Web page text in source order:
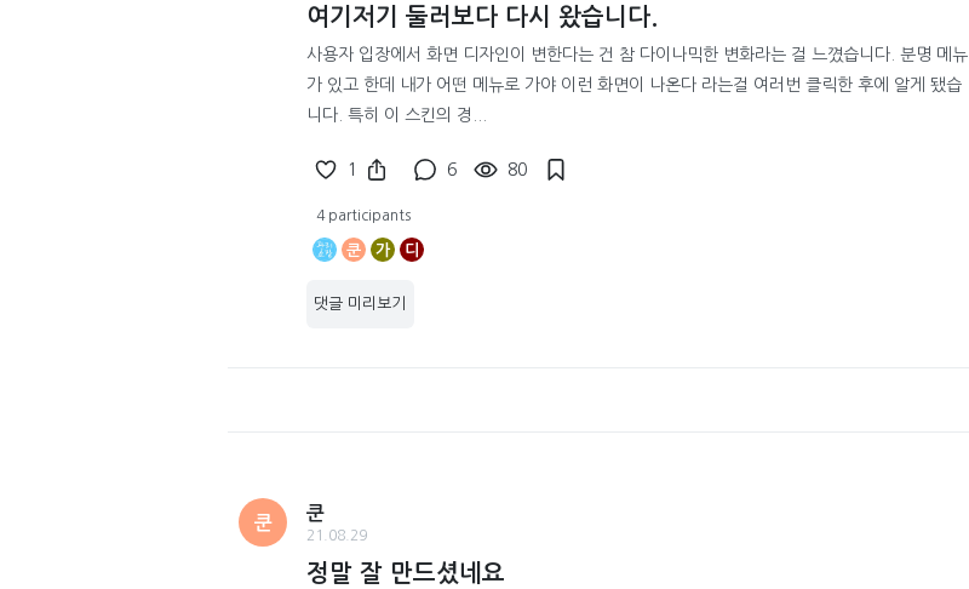
여기저기 둘러보다 다시 왔습니다.
사용자 입장에서 화면 디자인이 변한다는 건 참 다이나믹한 변화라는 걸 느꼈습니다. 분명 메뉴
가 있고 한데 내가 어떤 메뉴로 가야 이런 화면이 나온다 라는걸 여러번 클릭한 후에 알게 됐습
니다. 특히 이 스킨의 경...
1 6 80
4 participants
쿤 가 디
댓글 미리보기
쿤
쿤
21.08.29
정말 잘 만드셨네요